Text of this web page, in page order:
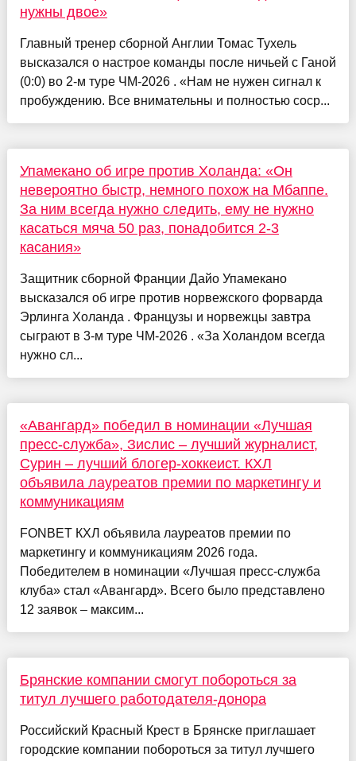
нужны двое»
Главный тренер сборной Англии Томас Тухель
высказался о настрое команды после ничьей с Ганой
(0:0) во 2-м туре ЧМ-2026 . «Нам не нужен сигнал к
пробуждению. Все внимательны и полностью соср...
Упамекано об игре против Холанда: «Он
невероятно быстр, немного похож на Мбаппе.
За ним всегда нужно следить, ему не нужно
касаться мяча 50 раз, понадобится 2-3
касания»
Защитник сборной Франции Дайо Упамекано
высказался об игре против норвежского форварда
Эрлинга Холанда . Французы и норвежцы завтра
сыграют в 3-м туре ЧМ-2026 . «За Холандом всегда
нужно сл...
«Авангард» победил в номинации «Лучшая
пресс-служба», Зислис – лучший журналист,
Сурин – лучший блогер-хоккеист. КХЛ
объявила лауреатов премии по маркетингу и
коммуникациям
FONBET КХЛ объявила лауреатов премии по
маркетингу и коммуникациям 2026 года.
Победителем в номинации «Лучшая пресс-служба
клуба» стал «Авангард». Всего было представлено
12 заявок – максим...
Брянские компании смогут побороться за
титул лучшего работодателя-донора
Российский Красный Крест в Брянске приглашает
городские компании побороться за титул лучшего